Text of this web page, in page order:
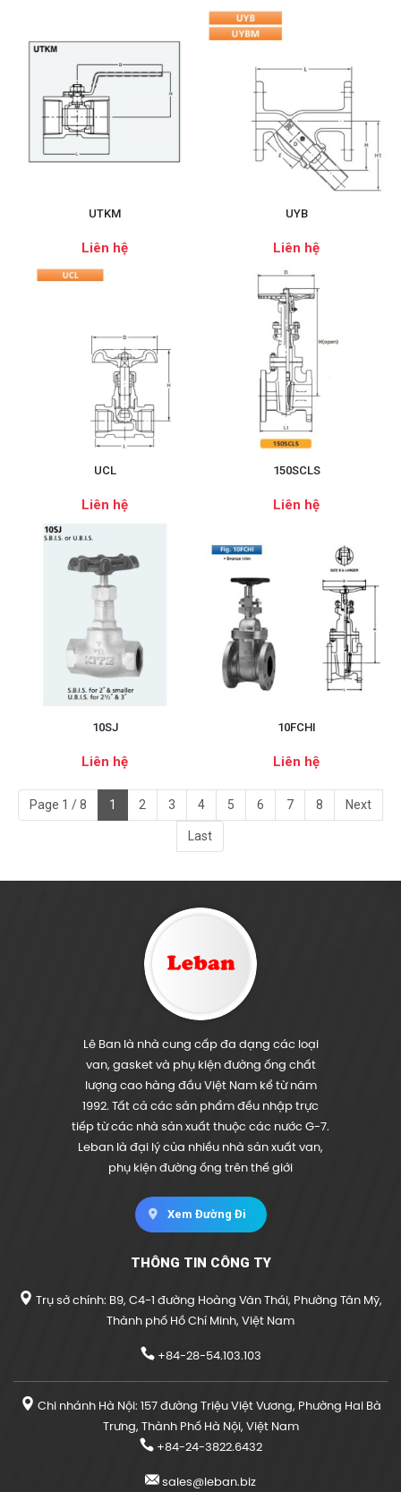
UTKM
Liên hệ
UYB
Liên hệ
UCL
Liên hệ
150SCLS
Liên hệ
10SJ
Liên hệ
10FCHI
Liên hệ
Page 1 / 8 1 2 3 4 5 6 7 8 Next
Last
Lê Ban là nhà cung cấp đa dạng các loại
van, gasket và phụ kiện đường ống chất
lượng cao hàng đầu Việt Nam kể từ năm
1992. Tất cả các sản phẩm đều nhập trực
tiếp từ các nhà sản xuất thuộc các nước G-7.
Leban là đại lý của nhiều nhà sản xuất van,
phụ kiện đường ống trên thế giới
Xem Đường Đi
THÔNG TIN CÔNG TY
Trụ sở chính: B9, C4-1 đường Hoàng Văn Thái, Phường Tân Mỹ,
Thành phố Hồ Chí Minh, Việt Nam
+84-28-54.103.103
Chi nhánh Hà Nội: 157 đường Triệu Việt Vương, Phường Hai Bà
Trưng, Thành Phố Hà Nội, Việt Nam
+84-24-3822.6432
sales@leban.biz